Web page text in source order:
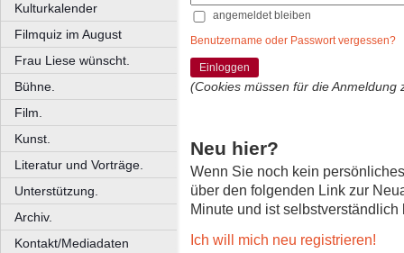
Kulturkalender
Filmquiz im August
Frau Liese wünscht.
Bühne.
Film.
Kunst.
Literatur und Vorträge.
Unterstützung.
Archiv.
Kontakt/Mediadaten
angemeldet bleiben
Benutzername oder Passwort vergessen?
Einloggen
(Cookies müssen für die Anmeldung
Neu hier?
Wenn Sie noch kein
über den folgenden Link zur
Minute und ist selbstverständlich
Ich will mich neu registrieren!